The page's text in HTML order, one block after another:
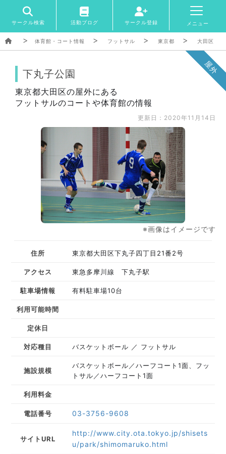
サークル検索 活動ブログ サークル登録 メニュー
体育館・コート情報 フットサル 東京都 大田区
屋外
下丸子公園
東京都大田区の屋外にある
フットサルのコートや体育館の情報
更新日：2020年11月14日
※画像はイメージです
住所 東京都大田区下丸子四丁目21番2号
アクセス 東急多摩川線 下丸子駅
駐車場情報 有料駐車場10台
利用可能時間
定休日
対応種目 バスケットボール フットサル
施設規模
バスケットボール／ハーフコート1面、フッ
トサル／ハーフコート1面
利用料金
電話番号 03-3756-9608
サイトURL
http://www.city.ota.tokyo.jp/shisets
u/park/shimomaruko.html